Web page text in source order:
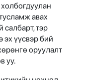
авах
салбарт, тэр
эх үүсвэр бий
оруулалт
уу.